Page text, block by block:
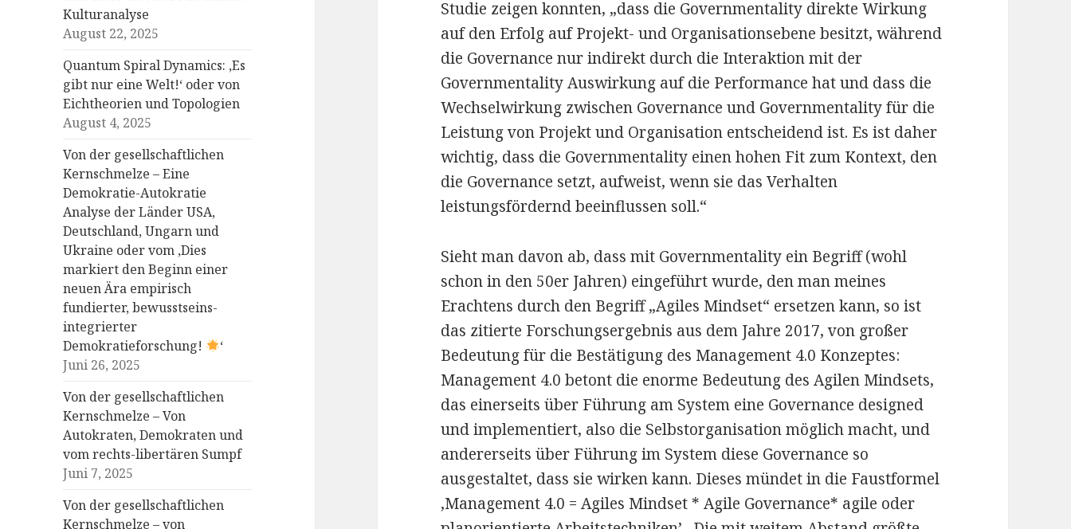
Kulturanalyse
August 22, 2025
Quantum Spiral Dynamics: ‚Es
gibt nur eine Welt!‘ oder von
Eichtheorien und Topologien
August 4, 2025
Von der gesellschaftlichen
Kernschmelze – Eine
Demokratie-Autokratie
Analyse der Länder USA,
Deutschland, Ungarn und
Ukraine oder vom ‚Dies
markiert den Beginn einer
neuen Ära empirisch
fundierter, bewusstseins-
integrierter
Demokratieforschung!
‘
Juni 26, 2025
Von der gesellschaftlichen
Kernschmelze – Von
Autokraten, Demokraten und
vom rechts-libertären Sumpf
Juni 7, 2025
Von der gesellschaftlichen
Kernschmelze – von
Studie zeigen konnten, „dass die Governmentality direkte Wirkung
auf den Erfolg auf Projekt- und Organisationsebene besitzt, während
die Governance nur indirekt durch die Interaktion mit der
Governmentality Auswirkung auf die Performance hat und dass die
Wechselwirkung zwischen Governance und Governmentality für die
Leistung von Projekt und Organisation entscheidend ist. Es ist daher
wichtig, dass die Governmentality einen hohen Fit zum Kontext, den
die Governance setzt, aufweist, wenn sie das Verhalten
leistungsfördernd beeinflussen soll.“
Sieht man davon ab, dass mit Governmentality ein Begriff (wohl
schon in den 50er Jahren) eingeführt wurde, den man meines
Erachtens durch den Begriff „Agiles Mindset“ ersetzen kann, so ist
das zitierte Forschungsergebnis aus dem Jahre 2017, von großer
Bedeutung für die Bestätigung des Management 4.0 Konzeptes:
Management 4.0 betont die enorme Bedeutung des Agilen Mindsets,
das einerseits über Führung am System eine Governance designed
und implementiert, also die Selbstorganisation möglich macht, und
andererseits über Führung im System diese Governance so
ausgestaltet, dass sie wirken kann. Dieses mündet in die Faustformel
‚Management 4.0 = Agiles Mindset * Agile Governance* agile oder